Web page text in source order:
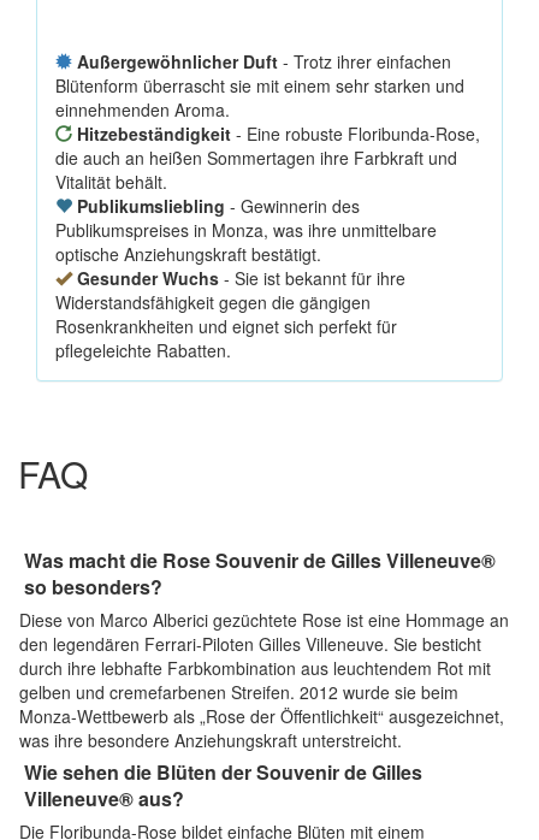
Außergewöhnlicher Duft - Trotz ihrer einfachen
Blütenform überrascht sie mit einem sehr starken und
einnehmenden Aroma.
Hitzebeständigkeit - Eine robuste Floribunda-Rose,
die auch an heißen Sommertagen ihre Farbkraft und
Vitalität behält.
Publikumsliebling - Gewinnerin des
Publikumspreises in Monza, was ihre unmittelbare
optische Anziehungskraft bestätigt.
Gesunder Wuchs - Sie ist bekannt für ihre
Widerstandsfähigkeit gegen die gängigen
Rosenkrankheiten und eignet sich perfekt für
pflegeleichte Rabatten.
FAQ
Was macht die Rose Souvenir de Gilles Villeneuve®
so besonders?
Diese von Marco Alberici gezüchtete Rose ist eine Hommage an
den legendären Ferrari-Piloten Gilles Villeneuve. Sie besticht
durch ihre lebhafte Farbkombination aus leuchtendem Rot mit
gelben und cremefarbenen Streifen. 2012 wurde sie beim
Monza-Wettbewerb als „Rose der Öffentlichkeit“ ausgezeichnet,
was ihre besondere Anziehungskraft unterstreicht.
Wie sehen die Blüten der Souvenir de Gilles
Villeneuve® aus?
Die Floribunda-Rose bildet einfache Blüten mit einem